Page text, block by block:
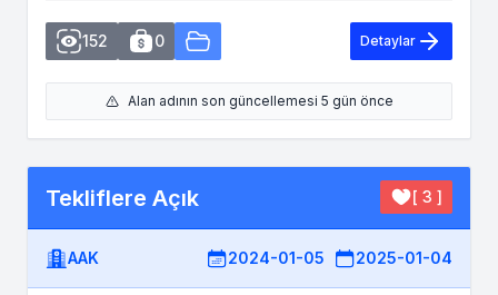
152 0 Detaylar
Alan adının son güncellemesi 5 gün önce
Tekliflere Açık [ 3 ]
AAK 2024-01-05 2025-01-04